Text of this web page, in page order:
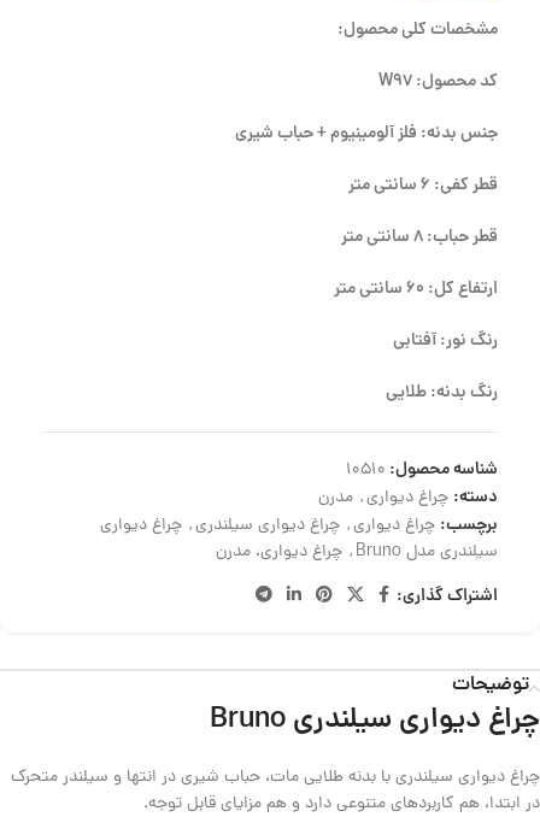
مشخصات کلی محصول:
کد محصول: W97
جنس بدنه: فلز آلومینیوم + حباب شیری
قطر کفی: 6 سانتی متر
قطر حباب: 8 سانتی متر
ارتفاع کل: 60 سانتی متر
رنگ نور: آفتابی
رنگ بدنه: طلایی
شناسه محصول: 10510
دسته: چراغ دیواری, مدرن
برچسب: چراغ دیواری, چراغ دیواری سیلندری, چراغ دیواری
سیلندری مدل Bruno
, چراغ دیواری، مدرن
اشتراک گذاری:
توضیحات
چراغ دیواری سیلندری Bruno
چراغ دیواری سیلندری با بدنه طلایی مات، حباب شیری در انتها و سیلندر متحرک
در ابتدا، هم کاربردهای متنوعی دارد و هم مزایای قابل توجه.